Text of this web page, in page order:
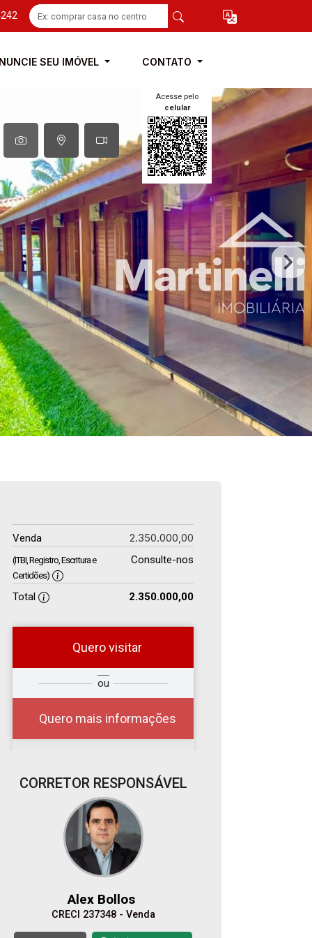
SEU IMÓVEL CONTATO
Acesse pelo
celular
Venda 2.350.000,00
(ITBI, Registro, Escritura e
Certidões)
Consulte-nos
Total 2.350.000,00
Quero visitar
ou
Quero mais informações
Qual o melhor dia e
horário para você?
06
Aug/Thu
07
Aug/Fri
08:00
09:00
CORRETOR RESPONSÁVEL
Alex Bollos
CRECI 237348 - Venda